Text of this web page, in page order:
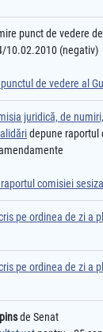
punct de vedere
10.02.2010 (negativ)
punctul de vedere al
juridică, de
depune raportul
raportul comisiei
pe ordinea de zi a
pe ordinea de zi a
de Senat